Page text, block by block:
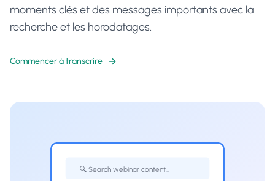
moments clés et des messages importants avec la
recherche et les horodatages.
Commencer à transcrire
🔍 Search webinar content...